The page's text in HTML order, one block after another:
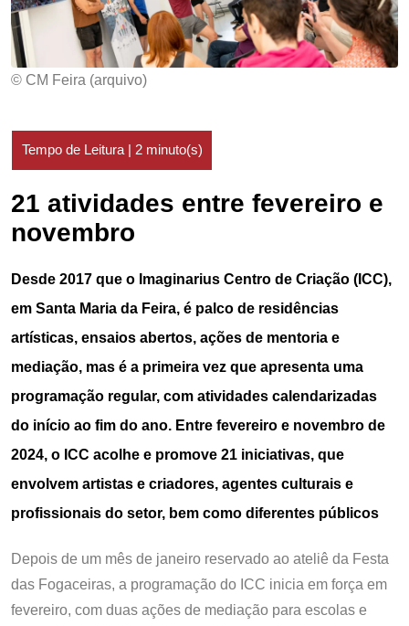
© CM Feira (arquivo)
21 atividades entre fevereiro e
novembro
Desde 2017 que o Imaginarius Centro de Criação (ICC),
em Santa Maria da Feira, é palco de residências
artísticas, ensaios abertos, ações de mentoria e
mediação, mas é a primeira vez que apresenta uma
programação regular, com atividades calendarizadas
do início ao fim do ano. Entre fevereiro e novembro de
2024, o ICC acolhe e promove 21 iniciativas, que
envolvem artistas e criadores, agentes culturais e
profissionais do setor, bem como diferentes públicos
Depois de um mês de janeiro reservado ao ateliê da Festa
das Fogaceiras, a programação do ICC inicia em força em
fevereiro, com duas ações de mediação para escolas e